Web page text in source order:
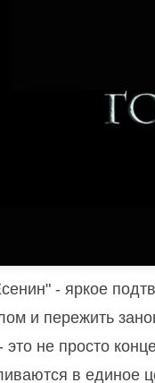
- яркое
и пережить
это не просто
в единое